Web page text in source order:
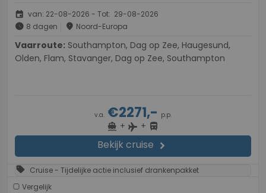
event van: 22-08-2026 - Tot: 29-08-2026
schedule 8 dagen place Noord-Europa
Vaarroute:
Olden, Flam, Stavanger, Dag op Zee, Southampton
v.a. €2271,- p.p.
directions_boat + flight + directions_bus
Bekijk cruise chevron_right
sell Cruise - Tijdelijke actie inclusief drankenpakket
Vergelijk